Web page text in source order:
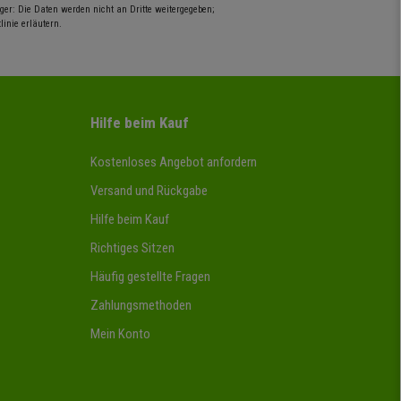
Die Daten werden nicht an Dritte weitergegeben;
erläutern.
Hilfe beim Kauf
Kostenloses Angebot anfordern
Versand und Rückgabe
Hilfe beim Kauf
Richtiges Sitzen
Häufig gestellte Fragen
Zahlungsmethoden
Mein Konto